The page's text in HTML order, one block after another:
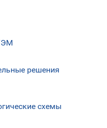
ЭМ
решения
схемы